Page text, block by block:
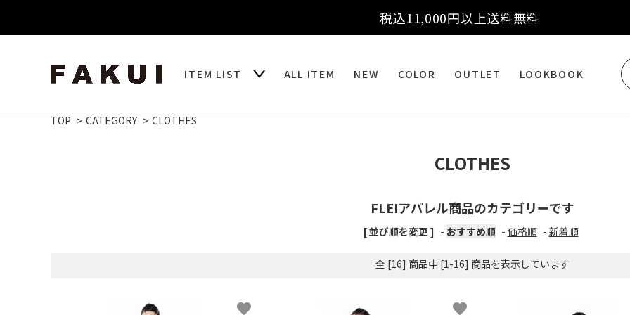
税込11,000円以上送料無料
ITEM LIST ALL ITEM NEW COLOR OUTLET LOOKBOOK
TOP > CATEGORY > CLOTHES
CLOTHES
FLEIアパレル商品のカテゴリーです
[ 並び順を変更 ] - おすすめ順 - 価格順 - 新着順
全 [16] 商品中 [1-16] 商品を表示しています
favorite favorite